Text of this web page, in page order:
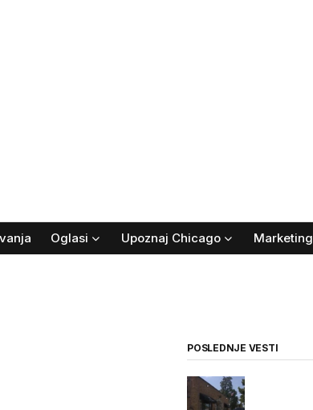
Oglasi Upoznaj Chicago Marketing
POSLEDNJE VESTI